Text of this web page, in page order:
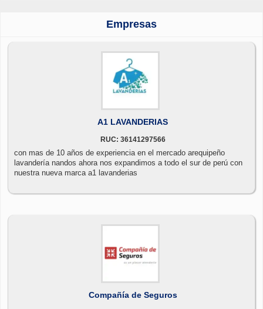
Empresas
A1 LAVANDERIAS
RUC: 36141297566
con mas de 10 años de experiencia en el mercado arequipeño
lavandería nandos ahora nos expandimos a todo el sur de perú con
nuestra nueva marca a1 lavanderias
Compañía de Seguros